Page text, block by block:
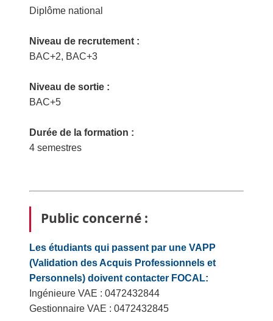
Diplôme national
Niveau de recrutement :
BAC+2, BAC+3
Niveau de sortie :
BAC+5
Durée de la formation :
4 semestres
Public concerné :
Les étudiants qui passent par une VAPP
(Validation des Acquis Professionnels et
Personnels) doivent contacter FOCAL:
Ingénieure VAE : 0472432844
Gestionnaire VAE : 0472432845